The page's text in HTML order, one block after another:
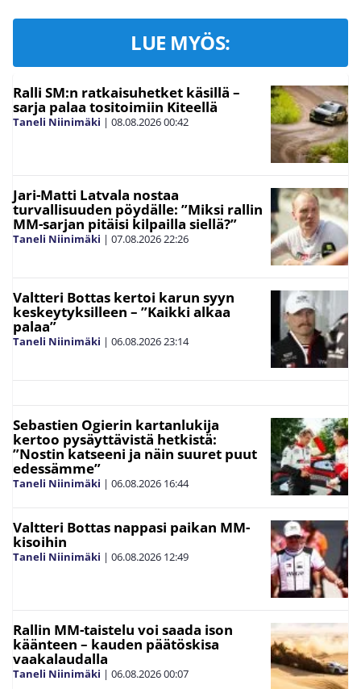
LUE MYÖS:
Ralli SM:n ratkaisuhetket käsillä –
sarja palaa tositoimiin Kiteellä
Taneli Niinimäki | 08.08.202600:42
Jari-Matti Latvala nostaa
turvallisuuden pöydälle: ”Miksi rallin
MM-sarjan pitäisi kilpailla siellä?”
Taneli Niinimäki | 07.08.202622:26
Valtteri Bottas kertoi karun syyn
keskeytyksilleen – ”Kaikki alkaa
palaa”
Taneli Niinimäki | 06.08.202623:14
Sebastien Ogierin kartanlukija
kertoo pysäyttävistä hetkistä:
”Nostin katseeni ja näin suuret puut
edessämme”
Taneli Niinimäki | 06.08.2026 16:44
Valtteri Bottas nappasi paikan MM-
kisoihin
Taneli Niinimäki | 06.08.2026 12:49
Rallin MM-taistelu voi saada ison
käänteen – kauden päätöskisa
vaakalaudalla
Taneli Niinimäki | 06.08.202600:07